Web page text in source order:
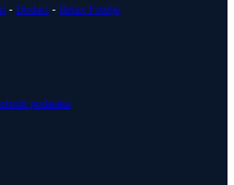
- Dodaci - Relax Fotelje
podataka